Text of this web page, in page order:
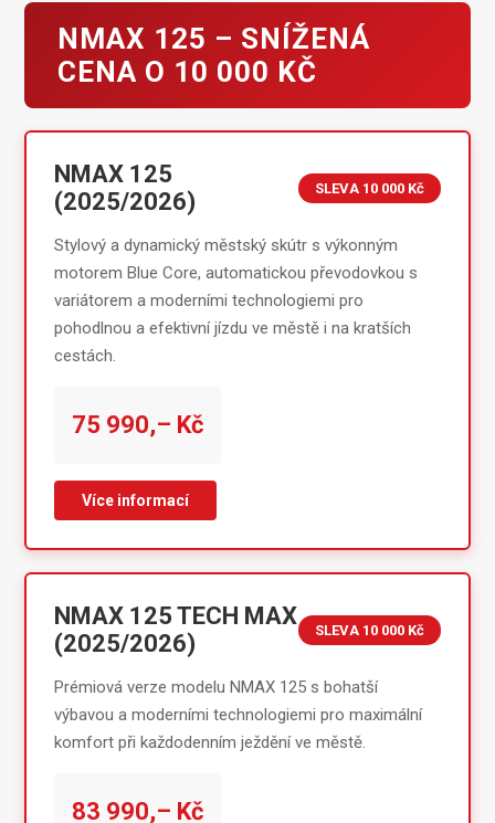
NMAX 125 – SNÍŽENÁ
CENA O 10 000 KČ
NMAX 125
(2025/2026)
SLEVA 10 000 Kč
Stylový a dynamický městský skútr s výkonným
motorem Blue Core, automatickou převodovkou s
variátorem a moderními technologiemi pro
pohodlnou a efektivní jízdu ve městě i na kratších
cestách.
75 990,– Kč
Více informací
NMAX 125 TECH MAX
(2025/2026)
SLEVA 10 000 Kč
Prémiová verze modelu NMAX 125 s bohatší
výbavou a moderními technologiemi pro maximální
komfort při každodenním ježdění ve městě.
83 990,– Kč